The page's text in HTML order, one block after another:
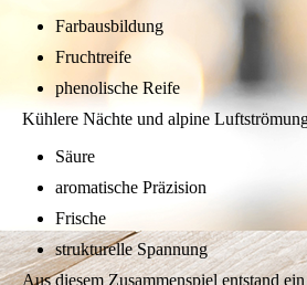
Farbausbildung
Fruchtreife
phenolische Reife
Kühlere Nächte und alpine
Säure
aromatische Präzision
Frische
strukturelle Spannung
Aus diesem Zusammenspiel entstand